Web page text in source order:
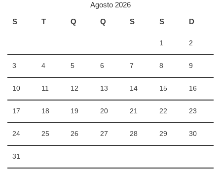
Agosto 2026
S
T Q Q S S D
1 2
3 4 5 6 7 8 9
10 11 12 13 14 15 16
17 18 19 20 21 22 23
24 25 26 27 28 29 30
31